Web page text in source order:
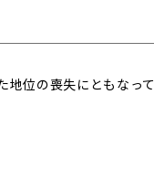
地位の喪失にともなって